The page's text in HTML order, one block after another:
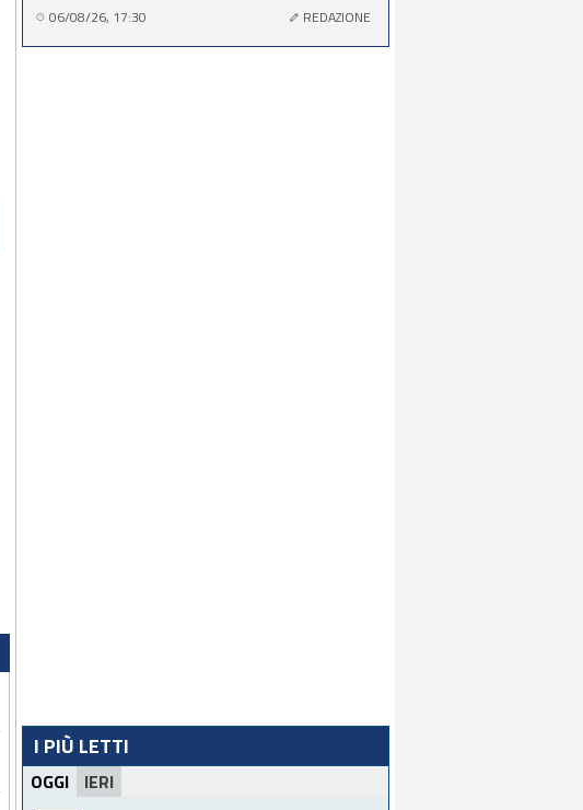
06/08/26, 17:30 REDAZIONE
I PIÙ LETTI
OGGI IERI